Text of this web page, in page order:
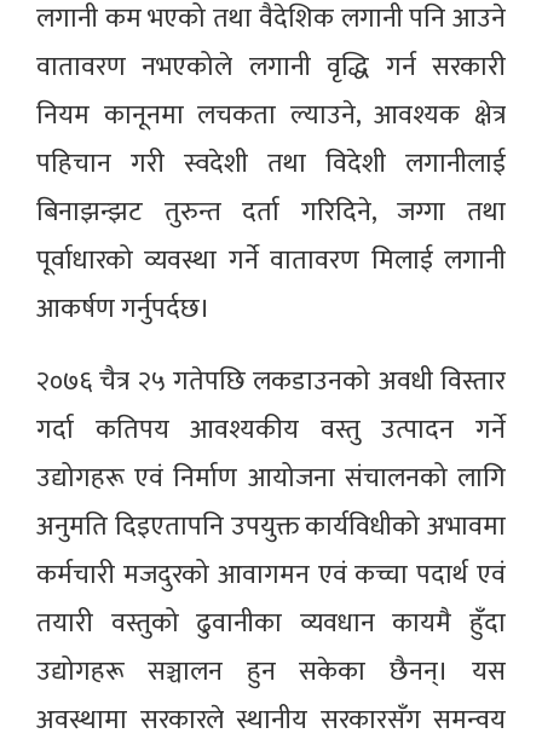
लगानी कम भएको तथा वैदेशिक लगानी पनि आउने
वातावरण नभएकोले लगानी वृद्धि गर्न सरकारी
नियम कानूनमा लचकता ल्याउने, आवश्यक क्षेत्र
पहिचान गरी स्वदेशी तथा विदेशी लगानीलाई
बिनाझन्झट तुरुन्त दर्ता गरिदिने, जग्गा तथा
पूर्वाधारको व्यवस्था गर्ने वातावरण मिलाई लगानी
आकर्षण गर्नुपर्दछ।
२०७६ चैत्र २५ गतेपछि लकडाउनको अवधी विस्तार
गर्दा कतिपय आवश्यकीय वस्तु उत्पादन गर्ने
उद्योगहरू एवं निर्माण आयोजना संचालनको लागि
अनुमति दिइएतापनि उपयुक्त कार्यविधीको अभावमा
कर्मचारी मजदुरको आवागमन एवं कच्चा पदार्थ एवं
तयारी वस्तुको ढुवानीका व्यवधान कायमै हुँदा
उद्योगहरू सञ्चालन हुन सकेका छैनन्। यस
अवस्थामा सरकारले स्थानीय सरकारसँग समन्वय